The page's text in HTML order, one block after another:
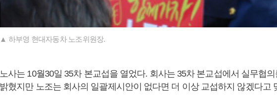
▲ 하부영 현대자동차 노조위원장.
노사는 10월30일 35차 본교섭을 열었다. 회사는 35차 본교섭에서 실무협
밝혔지만 노조는 회사의 일괄제시안이 없다면 더 이상 교섭하지 않겠다고